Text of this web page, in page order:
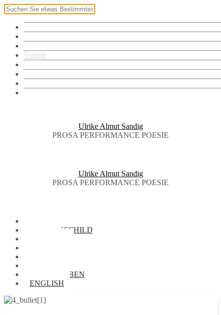
Vorräte
Ulrike Almut Sandig
PROSA PERFORMANCE POESIE
Ulrike Almut Sandig
PROSA PERFORMANCE POESIE
NAMENSSCHILD
BRIEFTAUBEN
ENGLISH